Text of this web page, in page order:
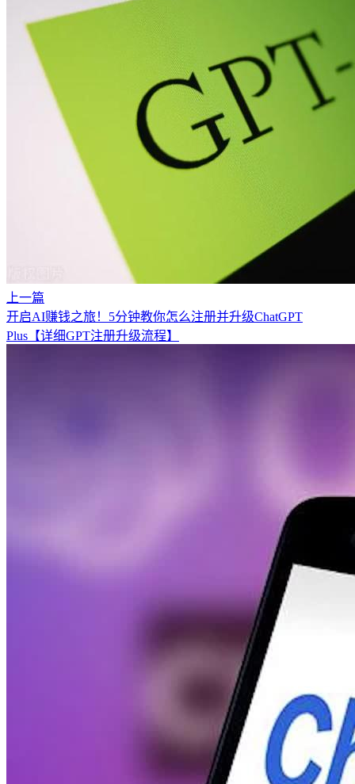
上一篇
开启AI赚钱之旅！5分钟教你怎么注册并升级ChatGPT
Plus【详细GPT注册升级流程】